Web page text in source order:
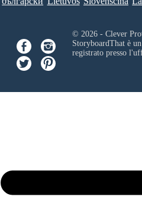
© 2026 - Clever
StoryboardThat è
registrato presso